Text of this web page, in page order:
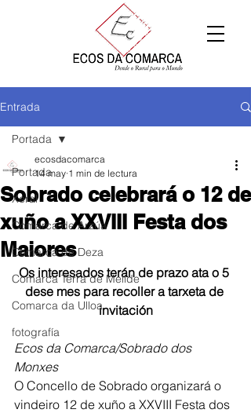
Entrada
Portada
Xeral
Comarca de Arzúa
Comarca de Deza
Comarca Terra de Melide
Comarca da Ulloa
fotografía
Portada
Sobrado celebrará o 12 de
xuño a XXVIII Festa dos
Maiores
ecosdacomarca
14 may 1 min de lectura
Os interesados terán de prazo ata o 5
dese mes para recoller a tarxeta de
invitación
Ecos da Comarca/Sobrado dos
Monxes
O Concello de Sobrado organizará o
vindeiro 12 de xuño a XXVIII Festa dos